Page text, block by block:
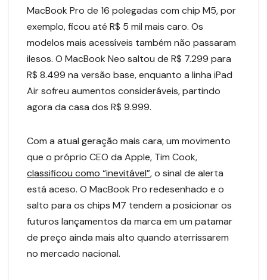
MacBook Pro de 16 polegadas com chip M5, por
exemplo, ficou até R$ 5 mil mais caro. Os
modelos mais acessíveis também não passaram
ilesos. O MacBook Neo saltou de R$ 7.299 para
R$ 8.499 na versão base, enquanto a linha iPad
Air sofreu aumentos consideráveis, partindo
agora da casa dos R$ 9.999.
Com a atual geração mais cara, um movimento
que o próprio CEO da Apple, Tim Cook,
classificou como “inevitável”, o sinal de alerta
está aceso. O MacBook Pro redesenhado e o
salto para os chips M7 tendem a posicionar os
futuros lançamentos da marca em um patamar
de preço ainda mais alto quando aterrissarem
no mercado nacional.